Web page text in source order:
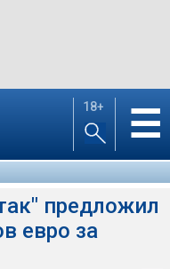
18+ ☰
предложил
евро за